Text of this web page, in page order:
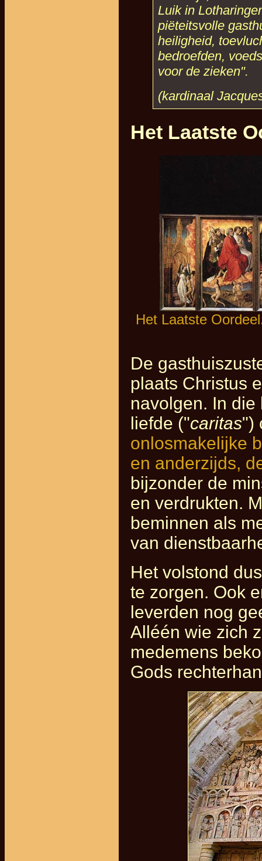
Luik in
piëteitsvolle
heiligheid,
bedroefden,
voor de zieken".
(kardinaal
Het Laatste
Het Laatste
De
plaats Christus
navolgen. In
liefde ("caritas")
onlosmakelijke
en anderzijds,
bijzonder de
en verdrukten.
beminnen als
van
Het volstond
te zorgen. Ook
leverden nog
Alléén wie zich
medemens
Gods